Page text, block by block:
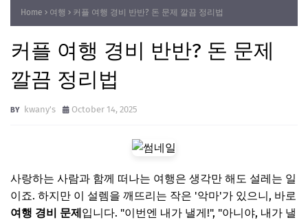
Home 여행 커플 여행 경비 반반? 돈 문제 깔끔 정리법
커플 여행 경비 반반? 돈 문제
깔끔 정리법
kwany's October 14, 2025
사랑하는 사람과 함께 떠나는 여행은 생각만 해도 설레는 일
이죠. 하지만 이 설렘을 깨뜨리는 작은 '악마'가 있으니, 바로
여행 경비 문제입니다. "이번엔 내가 낼게!", "아니야, 내가 낼